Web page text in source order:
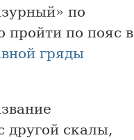
по
пройти по пояс в
гряды
другой скалы,